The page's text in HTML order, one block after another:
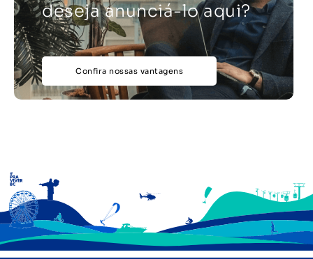
deseja anunciá-lo aqui?
Confira nossas vantagens